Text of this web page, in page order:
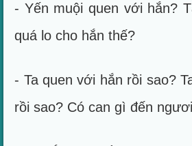
- Yến muội quen với hắn?
quá lo cho hắn thế?
- Ta quen với hắn rồi sao?
rồi sao? Có can gì đến